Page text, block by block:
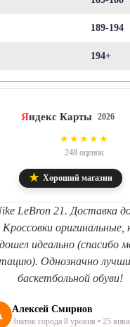
189-194
194+
Яндекс Карты 2026
★★★★★
248 оценок
★ Хороший магазин
LeBron 21. Доставка
Кроссовки оригинальные,
идеально (спасибо
Однозначно
баскетбольной обуви!
Алексей Смирнов
Знаток города 8 уровня • 25